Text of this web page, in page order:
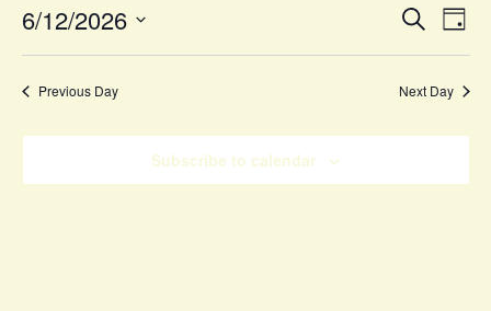
and
Search
Day
6/12/2026
date.
Previous Day Next Day
Subscribe to calendar